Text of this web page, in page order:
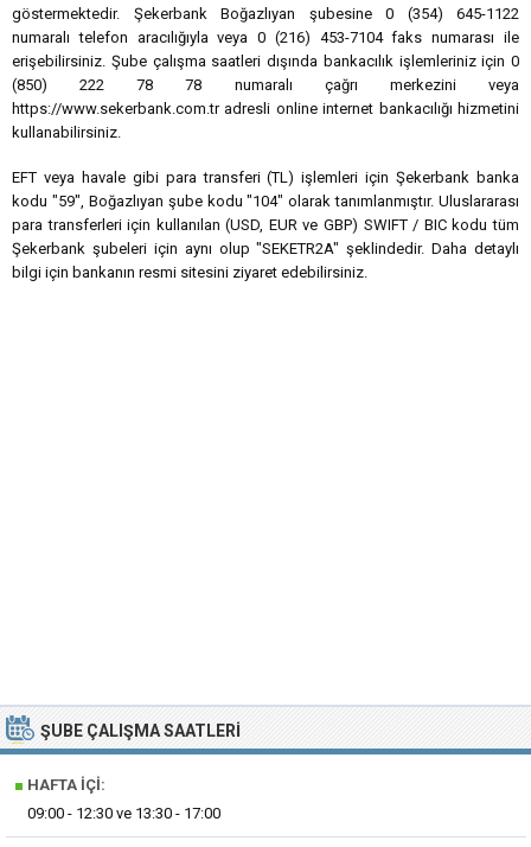
göstermektedir. Şekerbank Boğazlıyan şubesine 0 (354) 645-1122
numaralı telefon aracılığıyla veya 0 (216) 453-7104 faks numarası ile
erişebilirsiniz. Şube çalışma saatleri dışında bankacılık işlemleriniz için 0
(850) 222 78 78 numaralı çağrı merkezini veya
https://www.sekerbank.com.tr adresli online internet bankacılığı hizmetini
kullanabilirsiniz.
EFT veya havale gibi para transferi (TL) işlemleri için Şekerbank banka
kodu "59", Boğazlıyan şube kodu "104" olarak tanımlanmıştır. Uluslararası
para transferleri için kullanılan (USD, EUR ve GBP) SWIFT / BIC kodu tüm
Şekerbank şubeleri için aynı olup "SEKETR2A" şeklindedir. Daha detaylı
bilgi için bankanın resmi sitesini ziyaret edebilirsiniz.
ŞUBE ÇALIŞMA SAATLERI
■ HAFTA İÇI:
09:00 - 12:30 ve 13:30 - 17:00